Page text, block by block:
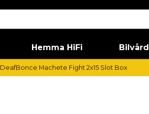
Hemma HiFi Bilvård
DeafBonce Machete Fight 2x15 Slot Box